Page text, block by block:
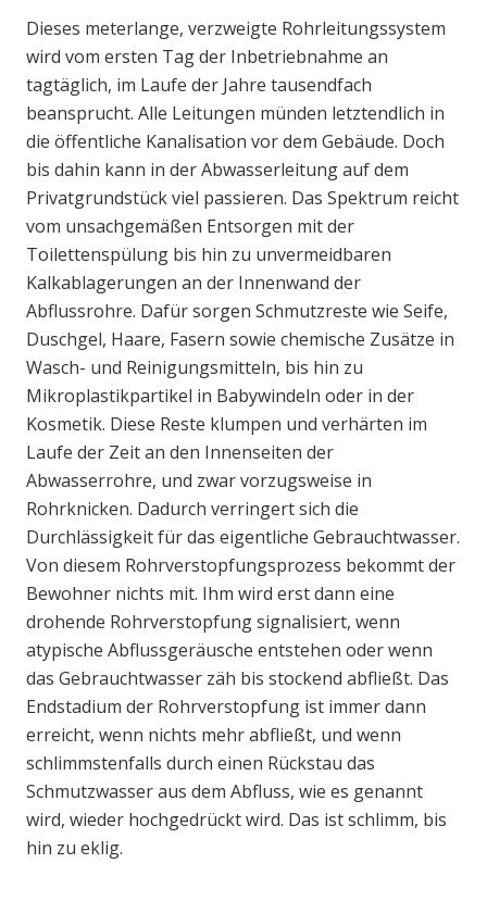
Dieses meterlange, verzweigte Rohrleitungssystem
wird vom ersten Tag der Inbetriebnahme an
tagtäglich, im Laufe der Jahre tausendfach
beansprucht. Alle Leitungen münden letztendlich in
die öffentliche Kanalisation vor dem Gebäude. Doch
bis dahin kann in der Abwasserleitung auf dem
Privatgrundstück viel passieren. Das Spektrum reicht
vom unsachgemäßen Entsorgen mit der
Toilettenspülung bis hin zu unvermeidbaren
Kalkablagerungen an der Innenwand der
Abflussrohre. Dafür sorgen Schmutzreste wie Seife,
Duschgel, Haare, Fasern sowie chemische Zusätze in
Wasch- und Reinigungsmitteln, bis hin zu
Mikroplastikpartikel in Babywindeln oder in der
Kosmetik. Diese Reste klumpen und verhärten im
Laufe der Zeit an den Innenseiten der
Abwasserrohre, und zwar vorzugsweise in
Rohrknicken. Dadurch verringert sich die
Durchlässigkeit für das eigentliche Gebrauchtwasser.
Von diesem Rohrverstopfungsprozess bekommt der
Bewohner nichts mit. Ihm wird erst dann eine
drohende Rohrverstopfung signalisiert, wenn
atypische Abflussgeräusche entstehen oder wenn
das Gebrauchtwasser zäh bis stockend abfließt. Das
Endstadium der Rohrverstopfung ist immer dann
erreicht, wenn nichts mehr abfließt, und wenn
schlimmstenfalls durch einen Rückstau das
Schmutzwasser aus dem Abfluss, wie es genannt
wird, wieder hochgedrückt wird. Das ist schlimm, bis
hin zu eklig.